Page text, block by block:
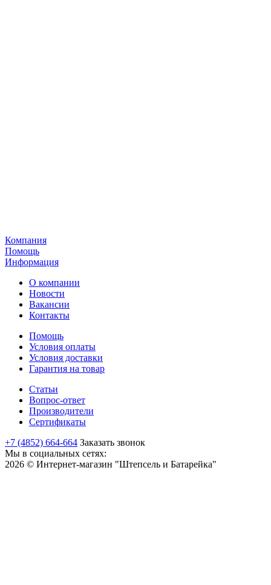
Компания
Помощь
Информация
О компании
Новости
Вакансии
Контакты
Помощь
Условия оплаты
Условия доставки
Гарантия на товар
Статьи
Вопрос-ответ
Производители
Сертификаты
+7 (4852) 664-664 Заказать звонок
Мы в социальных сетях:
2026 © Интернет-магазин "Штепсель и Батарейка"